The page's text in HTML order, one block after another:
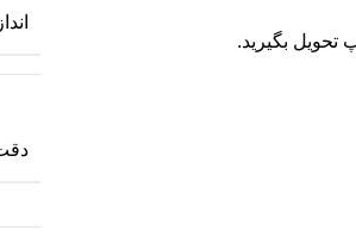
تحویل بگیرید.